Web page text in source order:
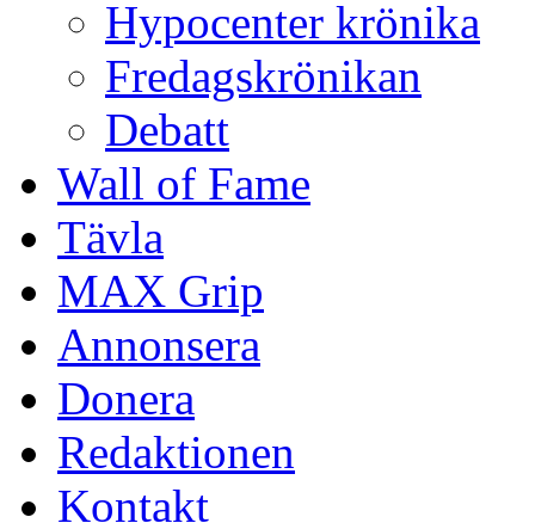
Hypocenter krönika
Fredagskrönikan
Debatt
Wall of Fame
Tävla
MAX Grip
Annonsera
Donera
Redaktionen
Kontakt